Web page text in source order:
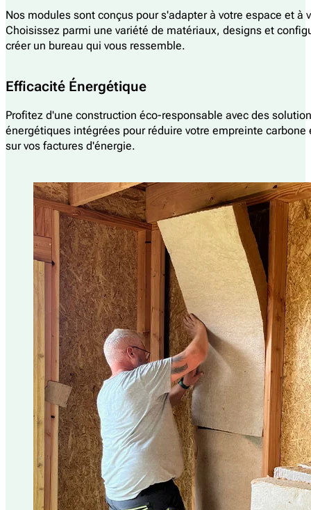
Nos modules sont conçus pour s'adapter à votre espace et à
Choisissez parmi une variété de matériaux, designs et
créer un bureau qui vous ressemble.
Efficacité Énergétique
Profitez d'une construction éco-responsable avec des
énergétiques intégrées pour réduire votre empreinte carbone
sur vos factures d'énergie.